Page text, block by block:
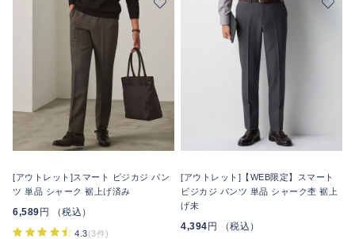
[アウトレット]スマート ビジカジ パン
ツ 単品 シャーク 裾上げ済み
6,589 円 （税込）
4.3(3件)
[アウトレット]【WEB限定】スマート
ビジカジ パンツ 単品 シャーク杢 裾上
げ未
4,394 円 （税込）